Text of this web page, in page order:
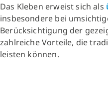
Das Kleben erweist sich als
insbesondere bei
Berücksichtigung der
zahlreiche Vorteile, die
leisten können.